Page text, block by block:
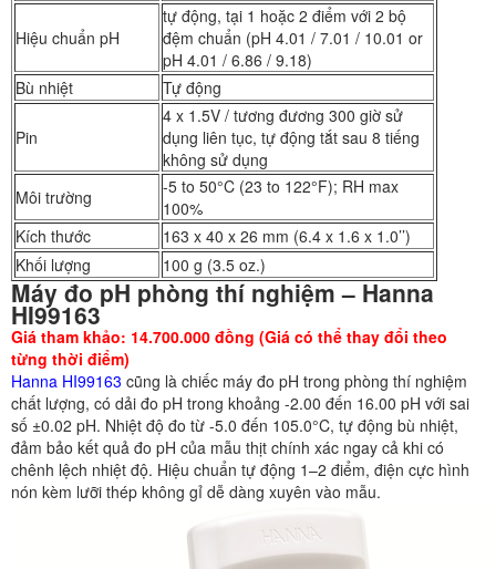
Hiệu chuẩn pH
tự động, tại 1 hoặc 2 điểm với 2 bộ
đệm chuẩn (pH 4.01 / 7.01 / 10.01 or
pH 4.01 / 6.86 / 9.18)
Bù nhiệt
Tự động
Pin
4 x 1.5V / tương đương 300 giờ sử
dụng liên tục, tự động tắt sau 8 tiếng
không sử dụng
Môi trường
-5 to 50°C (23 to 122°F); RH max
100%
Kích thước
163 x 40 x 26 mm (6.4 x 1.6 x 1.0’’)
Khối lượng
100 g (3.5 oz.)
Máy đo pH phòng thí nghiệm – Hanna
HI99163
Giá tham khảo: 14.700.000 đồng (Giá có thể thay đổi theo
từng thời điểm)
Hanna HI99163 cũng là chiếc máy đo pH trong phòng thí nghiệm
chất lượng, có dải đo pH trong khoảng -2.00 đến 16.00 pH với sai
số ±0.02 pH. Nhiệt độ đo từ -5.0 đến 105.0°C, tự động bù nhiệt,
đảm bảo kết quả đo pH của mẫu thịt chính xác ngay cả khi có
chênh lệch nhiệt độ. Hiệu chuẩn tự động 1–2 điểm, điện cực hình
nón kèm lưỡi thép không gỉ dễ dàng xuyên vào mẫu.